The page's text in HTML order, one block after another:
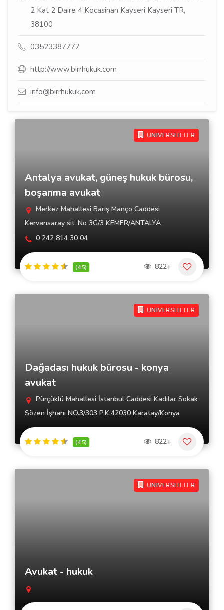
2 Kat 2 Daire 4 Kocasinan Kayseri Kayseri TR,
38100
03523387777
http://www.birrhukuk.com
info@birrhukuk.com
UNIVERSITELER
Antalya avukat, güneş hukuk bürosu,
boşanma avukat
Merkez Mahallesi Barış Manço Caddesi
Kervansaray sit. No 3G/3 KEMER/ANTALYA
0 242 814 30 04
(4.5) 822+
UNIVERSITELER
Dağadası hukuk bürosu - konya
avukat
Pürçüklü Mahallesi İstanbul Caddesi Kadılar Sokak
Sözen İşhanı NO.3/303 P.K:42030 Karatay/Konya
(4.5) 822+
UNIVERSITELER
Avukat - hukuk